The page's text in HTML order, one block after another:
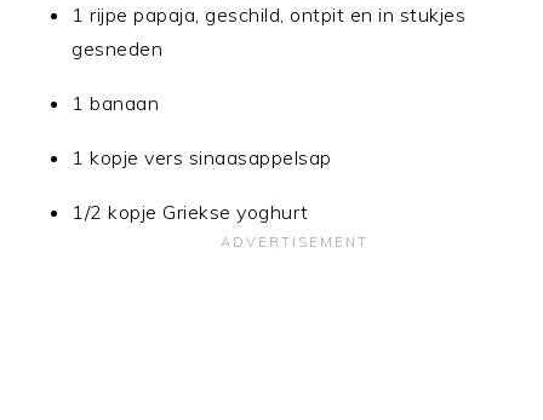
1 rijpe papaja, geschild, ontpit en in stukjes
gesneden
1 banaan
1 kopje vers sinaasappelsap
1/2 kopje Griekse yoghurt